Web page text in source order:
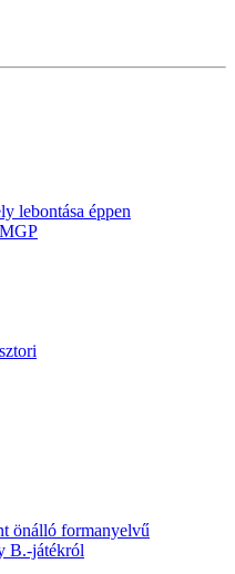
lebontása éppen
önálló formanyelvű
B.-játékról